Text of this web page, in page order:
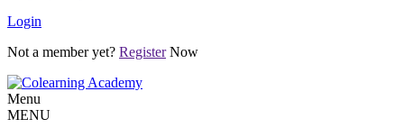
Login
Not a member yet? RegisterNow
Menu
MENU